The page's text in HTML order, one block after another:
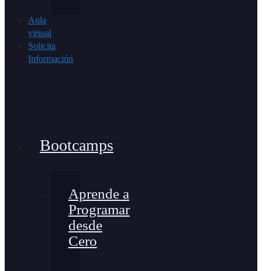
Aula
virtual
Solicita
Información
Bootcamps
Aprende a
Programar
desde
Cero